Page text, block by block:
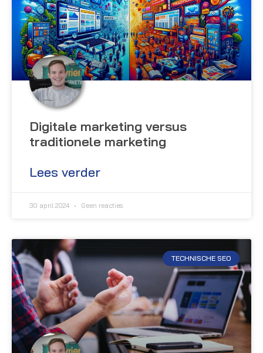
Digitale marketing versus
traditionele marketing
Lees verder
30 april 2024 Geen reacties
TECHNISCHE SEO